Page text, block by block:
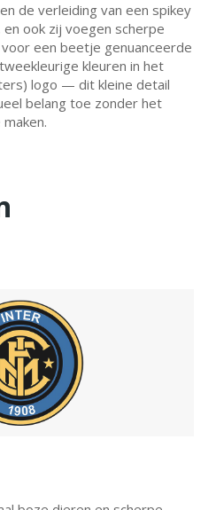
de verleiding van een spikey
ook zij voegen scherpe
een beetje genuanceerde
kleuren in het
logo — dit kleine detail
belang toe zonder het